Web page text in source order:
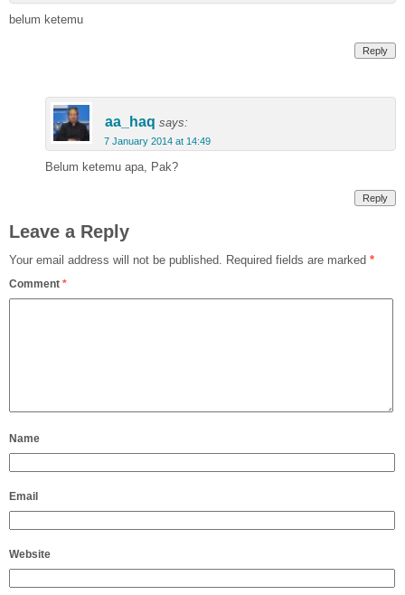
belum ketemu
Reply
aa_haq says:
7 January 2014 at 14:49
Belum ketemu apa, Pak?
Reply
Leave a Reply
Your email address will not be published. Required fields are marked *
Comment *
Name
Email
Website